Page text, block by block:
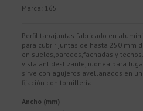
Marca: 165
Perfil tapajuntas fabricado en
para cubrir juntas de hasta 250 mm
en suelos,paredes,fachadas y
vista antideslizante, idónea para
sirve con agujeros avellanados en
fijación con tornillería.
Ancho (mm)